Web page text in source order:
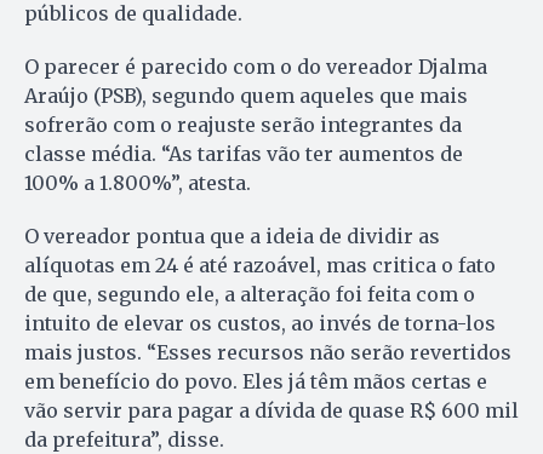
públicos de qualidade.
O parecer é parecido com o do vereador Djalma
Araújo (PSB), segundo quem aqueles que mais
sofrerão com o reajuste serão integrantes da
classe média. “As tarifas vão ter aumentos de
100% a 1.800%”, atesta.
O vereador pontua que a ideia de dividir as
alíquotas em 24 é até razoável, mas critica o fato
de que, segundo ele, a alteração foi feita com o
intuito de elevar os custos, ao invés de torna-los
mais justos. “Esses recursos não serão revertidos
em benefício do povo. Eles já têm mãos certas e
vão servir para pagar a dívida de quase R$ 600 mil
da prefeitura”, disse.